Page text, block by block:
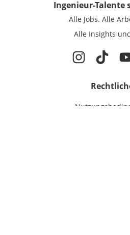
Ingenieur-Talente
Alle Jobs. Alle
Alle Insights